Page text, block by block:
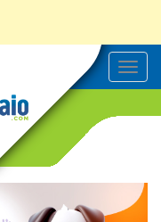
T
o
v
g